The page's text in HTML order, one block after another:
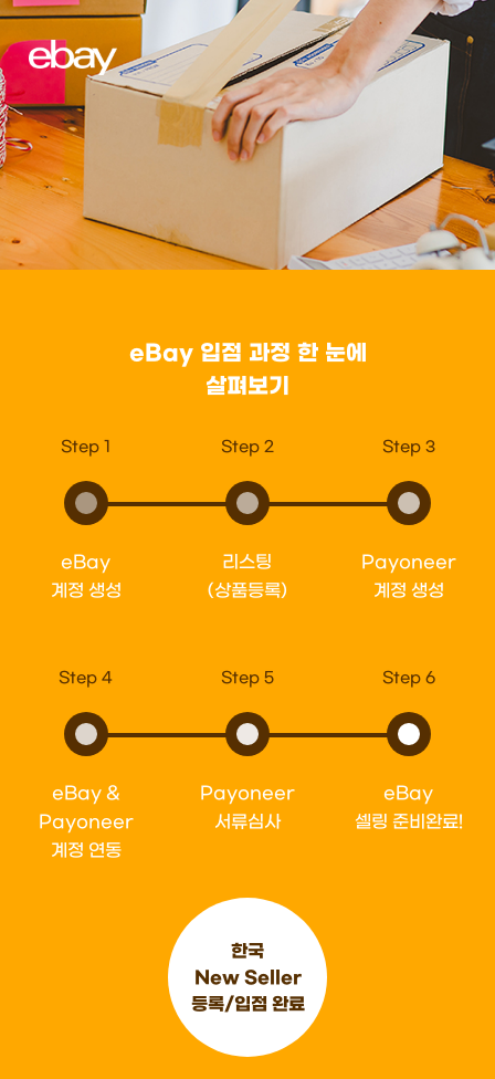
eBay 입점 과정 한 눈에
살펴보기
Step 1
eBay
계정 생성
Step 2
리스팅
(상품등록)
Step 3
Payoneer
계정 생성
Step 4
eBay &
Payoneer
계정 연동
Step 5
Payoneer
서류심사
Step 6
eBay
셀링 준비완료!
한국
New Seller
등록/입점 완료